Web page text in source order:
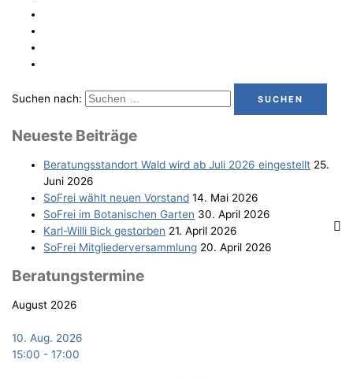
Suchen nach:
Neu­es­te Beiträge
Bera­tungs­stand­ort Wald wird ab Juli 2026 eingestellt 25.
Juni 2026
SoFrei wählt neu­en Vorstand 14. Mai 2026
SoFrei im Bota­ni­schen Garten 30. April 2026
Karl-Wil­li Bick gestorben 21. April 2026
SoFrei Mit­glie­der­ver­samm­lung 20. April 2026
Bera­tungs­ter­mi­ne
August 2026
10. Aug. 2026
15:00 -17:00